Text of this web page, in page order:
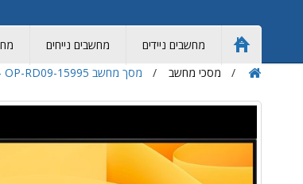
Home
Page
מחשבים ניידים מחשבים נייחים
מסכי מחשב
מסך מחשב Dell Pro E2225HM - 22 inch Monitor - VA Panel - Full HD - OP-RD09-15995